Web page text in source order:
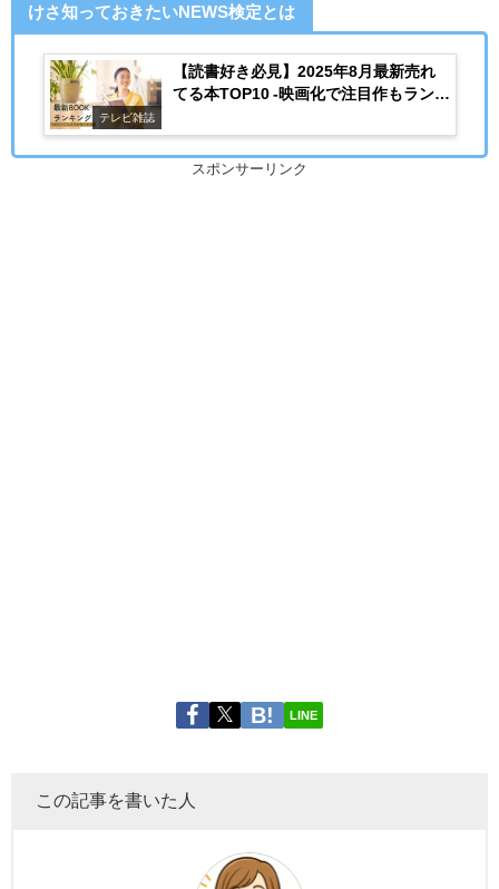
けさ知っておきたいNEWS検定とは
テレビ雑誌
【読書好き必見】2025年8月最新売れ
てる本TOP10 -映画化で注目作もランク
スポンサーリンク
LINE
この記事を書いた人